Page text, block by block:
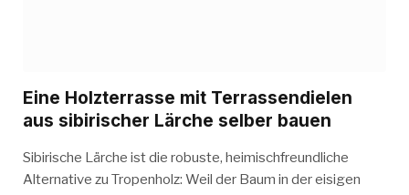
Eine Holzterrasse mit Terrassendielen
aus sibirischer Lärche selber bauen
Sibirische Lärche ist die robuste, heimischfreundliche
Alternative zu Tropenholz: Weil der Baum in der eisigen